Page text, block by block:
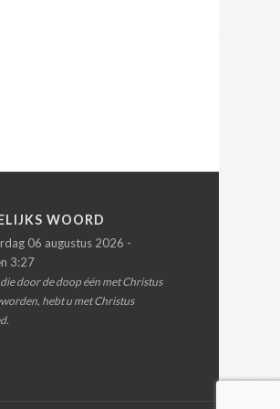
WOORD
06 augustus 2026 -
3:27
door de doop één met Christus
hebt u met Christus